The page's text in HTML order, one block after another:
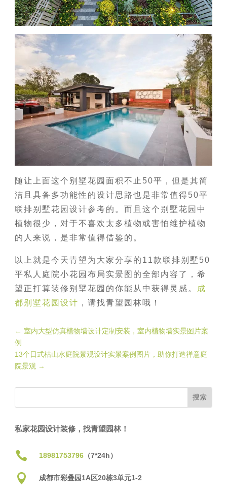
随让上面这个别墅花园面积不止50平，但是其简
洁且具备多功能性的设计思路也是非常值得50平
联排别墅花园设计参考的。而且这个别墅花园中
植物很少，对于不喜欢太多植物或害怕维护植物
的人来说，是非常值得借鉴的。
以上就是今天青望为大家分享的11款联排别墅50
平私人庭院小花园布局实景图的全部内容了，希
望正打算装修别墅花园的你能从中获得灵感。
成
都别墅花园设计 ，请找青望园林哦！
←室内大型仿真植物墙设计定制安装，室内植物墙实景图片案
例
13个日式枯山水庭院景观设计实景案例图片，助你打造禅意庭
院景观 →
私家花园设计装修，找青望园林！
 18981753796（7*24h）
 成都市彩叠园1A区20栋3单元1-2